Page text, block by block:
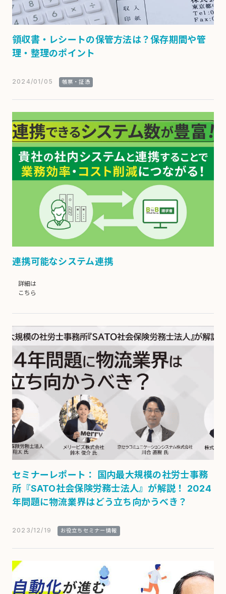
領収書・レシートの保管方法は？保存期間や管
理・整理のポイント
2024/01/05 帳票・証憑
連携可能なシステム連携
詳細は
こちら
セミナーレポート： 国内最大規模の社労士事務
所『SATO社会保険労務士法人』が解説！ 2024
年問題に物流業界はどう立ち向かうべき？
2023/12/19 お役立ちセミナー情報